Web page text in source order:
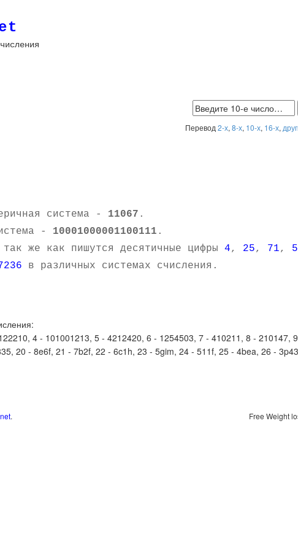
Перевод 2-х, 8-х, 10-х, 16-х,
система - 11067 .
- 10001000001100111 .
так же как пишутся десятичные цифры 4, 25, 71,
в различных системах счисления.
4 - 101001213, 5 - 4212420, 6 - 1254503, 7 - 410211, 8 -
20 - 8e6f, 21 - 7b2f, 22 - 6c1h, 23 - 5gim, 24 - 511f, 25 - 4bea, 26 -
.
Free Weight